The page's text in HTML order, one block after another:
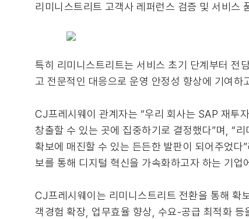
리미니스트리트 고객사 레퍼런스 검증 및 서비스
특히 리미니스트리트는 서비스 초기 단계부터 전
고 전문적인 대응으로 운영 안정성 향상에 기여하
CJ프레시웨이 관계자는 “우리 회사는 SAP 재투
창출할 수 있는 곳에 집중하기로 결정했다”며, “
확보에 매진할 수 있는 든든한 발판이 되어주었
보를 통해 디지털 혁신을 가속화하고자 하는 기
CJ프레시웨이는 리미니스트리트 전환을 통해 확
객경험 확장, 업무효율 향상, 수요-공급 최적화